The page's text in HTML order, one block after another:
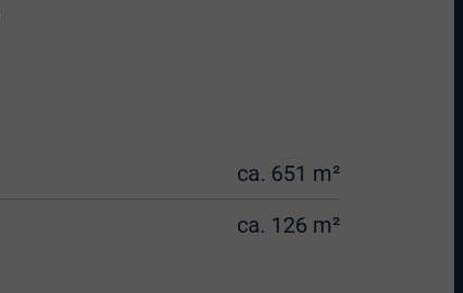
ca. 651 m²
ca. 126 m²